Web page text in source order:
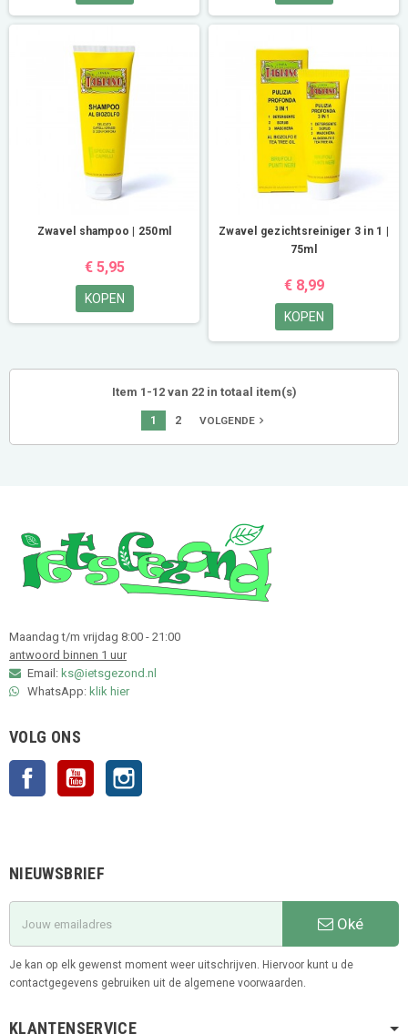
Zwavel shampoo | 250ml
€ 5,95
KOPEN
Zwavel gezichtsreiniger 3 in 1 |
75ml
€ 8,99
KOPEN
Item 1-12 van 22 in totaal item(s)
1 2 VOLGENDEnavigate_next
Maandag t/m vrijdag 8:00 - 21:00
antwoord binnen 1 uur
Email: ks@ietsgezond.nl
WhatsApp: klik hier
VOLG ONS
Facebook YouTube
NIEUWSBRIEF
Oké
Je kan op elk gewenst moment weer uitschrijven. Hiervoor kunt u de
contactgegevens gebruiken uit de algemene voorwaarden.
KLANTENSERVICE